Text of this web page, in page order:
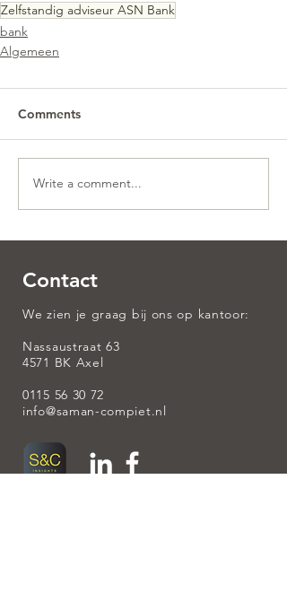
Zelfstandig adviseur ASN Bank
bank
Algemeen
Comments
Write a comment...
Contact
We zien je graag bij ons op kantoor:
Nassaustraat 63
4571 BK Axel
0115 56 30 72
info@saman-compiet.nl